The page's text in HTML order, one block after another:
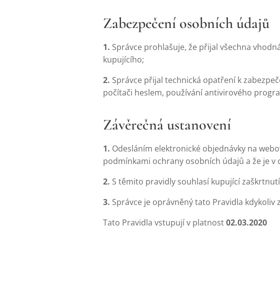
Zabezpečení osobních údajů
1. Správce prohlašuje, že přijal všechna
kupujícího;
2. Správce přijal technická opatření k
počítači heslem, používání antivirového
Závěrečná ustanovení
1. Odesláním elektronické objednávky na
podmínkami ochrany osobních údajů a že je v
2. S těmito pravidly souhlasí kupující
3. Správce je oprávněný tato Pravidla
Tato Pravidla vstupují v platnost02.03.2020